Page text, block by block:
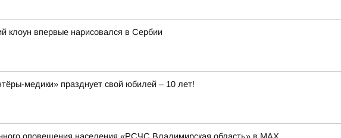
клоун впервые нарисовался в Сербии
медики» празднует свой юбилей – 10 лет!